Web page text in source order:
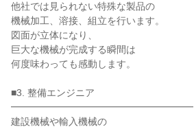
他社では見られない特殊な製品の
機械加工、溶接、組立を行います。
図面が立体になり、
巨大な機械が完成する瞬間は
何度味わっても感動します。
■3. 整備エンジニア
━━━━━━━━━━━━━━━━━━━
建設機械や輸入機械の